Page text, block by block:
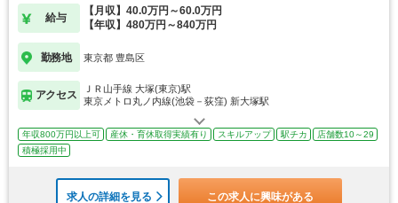
給与
【月収】40.0万円～60.0万円
【年収】480万円～840万円
勤務地 東京都 豊島区
アクセス
ＪＲ山手線 大塚(東京)駅
東京メトロ丸ノ内線(池袋－荻窪) 新大塚駅
年収800万円以上可 産休・育休取得実績有り スキルアップ 駅チカ
店舗数10～29
積極採用中
求人の詳細を見る この求人に興味がある